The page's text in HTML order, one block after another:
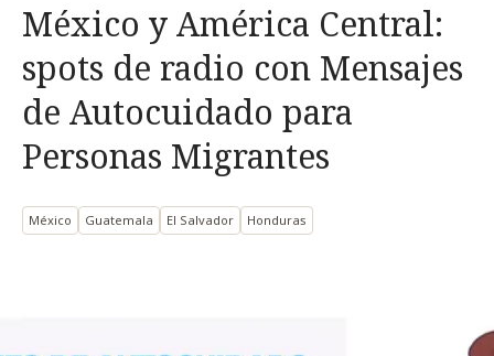
México y América Central:
spots de radio con Mensajes
de Autocuidado para
Personas Migrantes
México Guatemala El Salvador Honduras